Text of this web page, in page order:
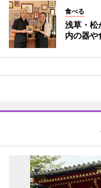
食べる
浅草・
内の器や